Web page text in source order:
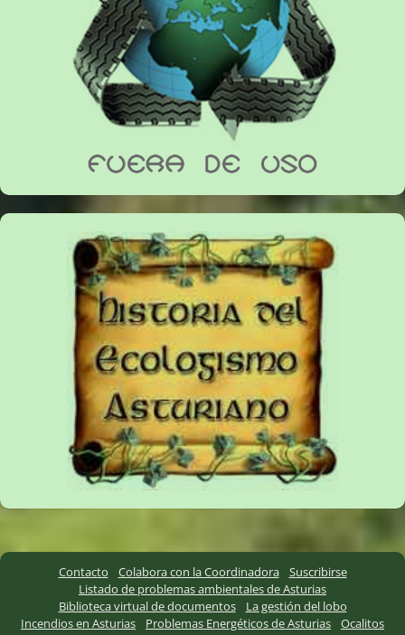
Contacto Colabora con la Coordinadora
Suscribirse
Listado de problemas ambientales de Asturias
Biblioteca virtual de documentos
La gestión del lobo
Incendios en Asturias
Problemas Energéticos de Asturias
Ocalitos